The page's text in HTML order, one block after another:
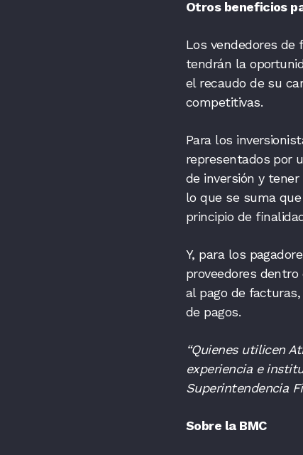
Otros beneficios
Los vendedores de
tendrán la
el recaudo de su
competitivas.
Para los
representados por
de inversión y
lo que se suma
principio de
Y, para los
proveedores
al pago de
de pagos.
“Quienes utilicen
experiencia e
Superintendencia
Sobre la BMC